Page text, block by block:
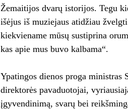
Žemaitijos dvarų istorijos. Tegu
išėjus iš muziejaus atidžiau
kiekviename mūsų sustiprina
kas apie mus buvo kalbama“.
Ypatingos dienos proga
direktorės pavaduotojai,
įgyvendinimą, svarų bei